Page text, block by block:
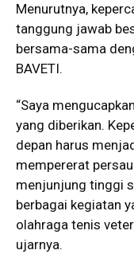
Menurutnya,
tanggung jawab
bersama-sama
BAVETI.
“Saya
yang diberikan.
depan harus
mempererat
menjunjung tinggi
berbagai kegiatan
olahraga tenis
ujarnya.